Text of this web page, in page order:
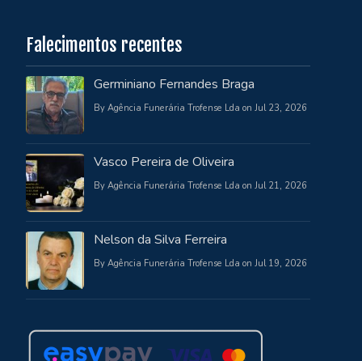
Falecimentos recentes
Germiniano Fernandes Braga
By Agência Funerária Trofense Lda on Jul 23, 2026
Vasco Pereira de Oliveira
By Agência Funerária Trofense Lda on Jul 21, 2026
Nelson da Silva Ferreira
By Agência Funerária Trofense Lda on Jul 19, 2026